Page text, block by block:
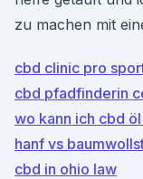
zu machen mit
cbd clinic pro
cbd pfadfinderin
wo kann ich cbd
hanf vs
cbd in ohio law